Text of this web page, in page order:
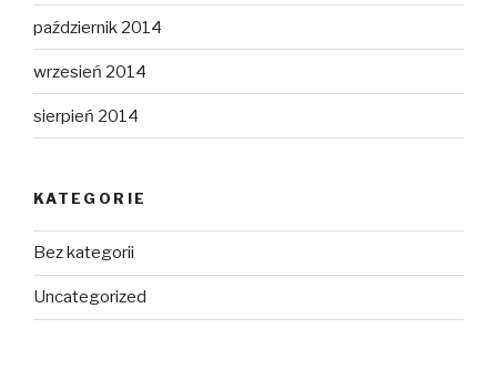
październik 2014
wrzesień 2014
sierpień 2014
KATEGORIE
Bez kategorii
Uncategorized